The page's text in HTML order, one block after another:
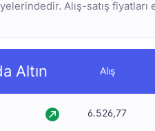
Alış-satış
Altın Alış
6.526,77